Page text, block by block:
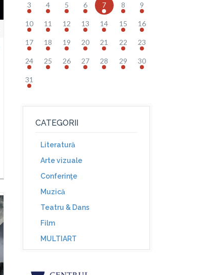
3 4 5 6 7 8 9
10 11 12 13 14 15 16
17 18 19 20 21 22 23
24 25 26 27 28 29 30
31
CATEGORII
Literatură
Arte vizuale
Conferinţe
Muzică
Teatru & Dans
Film
MULTIART